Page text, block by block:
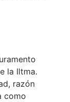
la Iltma.
razón
como